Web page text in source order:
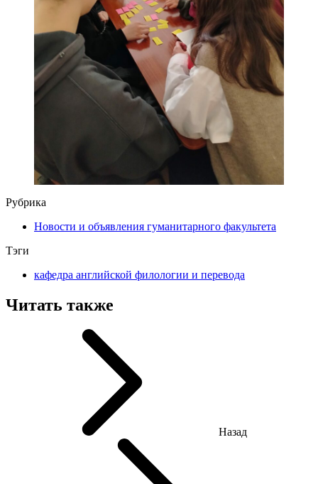
Рубрика
Новости и объявления гуманитарного факультета
Тэги
кафедра английской филологии и перевода
Читать также
Назад